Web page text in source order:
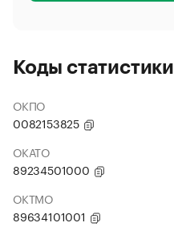
Коды статистики
ОКПО
0082153825
ОКАТО
89234501000
ОКТМО
89634101001